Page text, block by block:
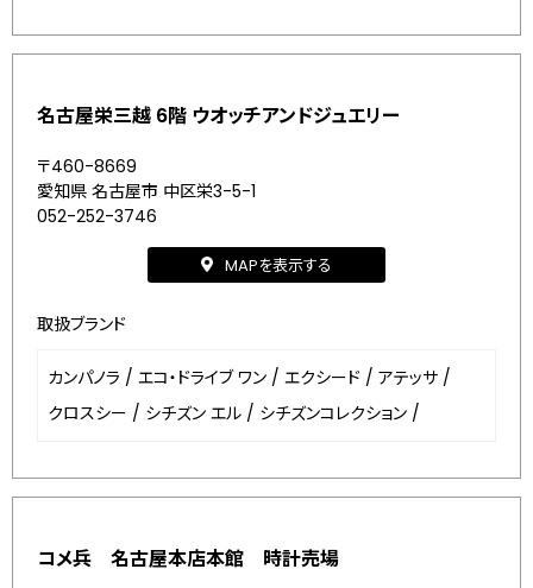
名古屋栄三越 6階 ウオッチアンドジュエリー
〒460-8669
愛知県 名古屋市 中区栄3-5-1
052-252-3746
MAPを表示する
取扱ブランド
カンパノラ / エコ・ドライブ ワン / エクシード / アテッサ /
クロスシー / シチズン エル / シチズンコレクション /
コメ兵 名古屋本店本館 時計売場